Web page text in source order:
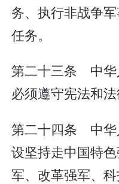
务、执行非战争
任务。
第二十三条 中华
必须遵守宪法和法
第二十四条 中华
设坚持走中国特
军、改革强军、